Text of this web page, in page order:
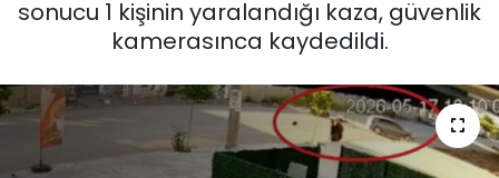
sonucu 1 kişinin yaralandığı kaza, güvenlik
kamerasınca kaydedildi.
EĞİTİM
MAGAZİN
Son Dakika Haberleri
Haber Arşivi